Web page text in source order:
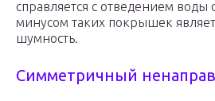
справляется с отведением воды
минусом таких покрышек
шумность.
Симметричный